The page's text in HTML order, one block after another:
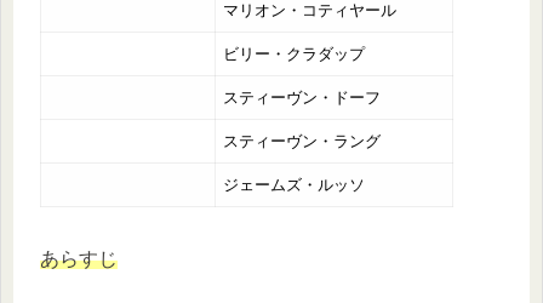
マリオン・コティヤール
ビリー・クラダップ
スティーヴン・ドーフ
スティーヴン・ラング
ジェームズ・ルッソ
あらすじ